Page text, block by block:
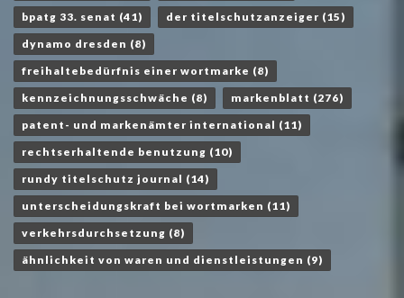
bpatg 33. senat (41) der titelschutzanzeiger (15)
dynamo dresden (8)
freihaltebedürfnis einer wortmarke (8)
kennzeichnungsschwäche (8) markenblatt (276)
patent- und markenämter international (11)
rechtserhaltende benutzung (10)
rundy titelschutz journal (14)
unterscheidungskraft bei wortmarken (11)
verkehrsdurchsetzung (8)
ähnlichkeit von waren und dienstleistungen (9)